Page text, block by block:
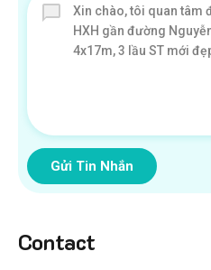
Gửi Tin Nhắn
Contact